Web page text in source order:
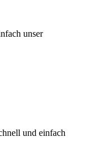
unser
und einfach